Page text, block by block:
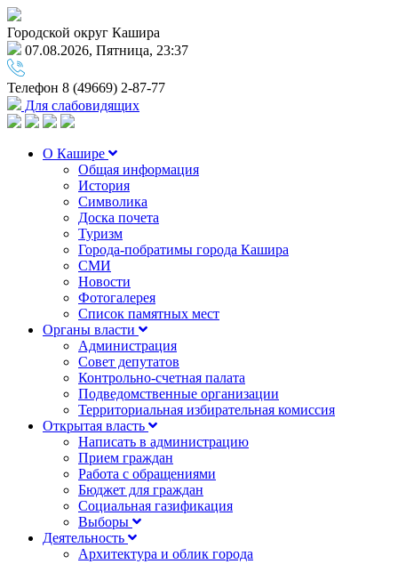
Городской округ Кашира
07.08.2026, Пятница, 23:37
Телефон 8 (49669) 2-87-77
Для слабовидящих
О Кашире
Общая информация
История
Символика
Доска почета
Туризм
Города-побратимы города Кашира
СМИ
Новости
Фотогалерея
Список памятных мест
Органы власти
Администрация
Совет депутатов
Контрольно-счетная палата
Подведомственные организации
Территориальная избирательная комиссия
Открытая власть
Написать в администрацию
Прием граждан
Работа с обращениями
Бюджет для граждан
Социальная газификация
Выборы
Деятельность
Архитектура и облик города